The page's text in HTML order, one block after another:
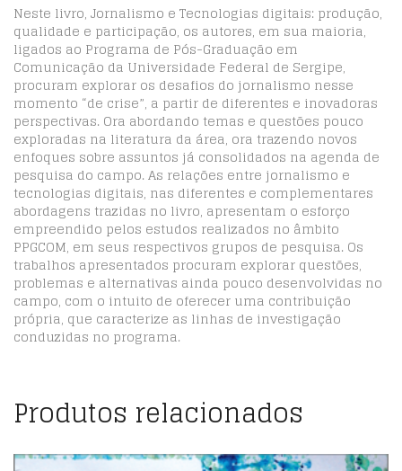
Neste livro, Jornalismo e Tecnologias digitais: produção,
qualidade e participação, os autores, em sua maioria,
ligados ao Programa de Pós-Graduação em
Comunicação da Universidade Federal de Sergipe,
procuram explorar os desafios do jornalismo nesse
momento “de crise”, a partir de diferentes e inovadoras
perspectivas. Ora abordando temas e questões pouco
exploradas na literatura da área, ora trazendo novos
enfoques sobre assuntos já consolidados na agenda de
pesquisa do campo. As relações entre jornalismo e
tecnologias digitais, nas diferentes e complementares
abordagens trazidas no livro, apresentam o esforço
empreendido pelos estudos realizados no âmbito
PPGCOM, em seus respectivos grupos de pesquisa. Os
trabalhos apresentados procuram explorar questões,
problemas e alternativas ainda pouco desenvolvidas no
campo, com o intuito de oferecer uma contribuição
própria, que caracterize as linhas de investigação
conduzidas no programa.
Produtos relacionados